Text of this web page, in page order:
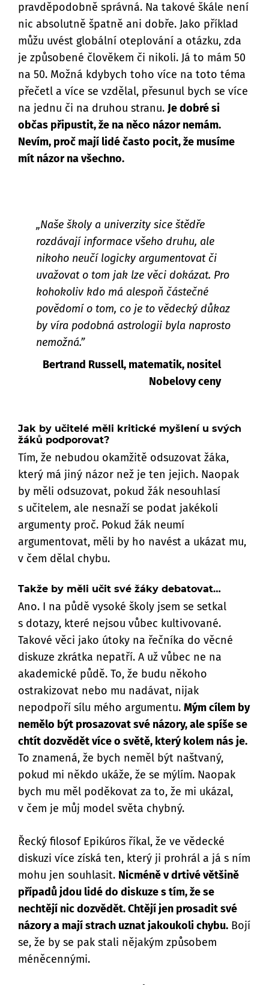
pravděpodobně správná. Na takové škále není
nic absolutně špatně ani dobře. Jako příklad
můžu uvést globální oteplování a otázku, zda
je způsobené člověkem či nikoli. Já to mám 50
na 50. Možná kdybych toho více na toto téma
přečetl a více se vzdělal, přesunul bych se více
na jednu či na druhou stranu. Je dobré si
občas připustit, že na něco názor nemám.
Nevím, proč mají lidé často pocit, že musíme
mít názor na všechno.
„Naše školy a univerzity sice štědře
rozdávají informace všeho druhu, ale
nikoho neučí logicky argumentovat či
uvažovat o tom jak lze věci dokázat. Pro
kohokoliv kdo má alespoň částečné
povědomí o tom, co je to vědecký důkaz
by víra podobná astrologii byla naprosto
nemožná.”
Bertrand Russell, matematik, nositel
Nobelovy ceny
Jak by učitelé měli kritické myšlení u svých
žáků podporovat?
Tím, že nebudou okamžitě odsuzovat žáka,
který má jiný názor než je ten jejich. Naopak
by měli odsuzovat, pokud žák nesouhlasí
s učitelem, ale nesnaží se podat jakékoli
argumenty proč. Pokud žák neumí
argumentovat, měli by ho navést a ukázat mu,
v čem dělal chybu.
Takže by měli učit své žáky debatovat…
Ano. I na půdě vysoké školy jsem se setkal
s dotazy, které nejsou vůbec kultivované.
Takové věci jako útoky na řečníka do věcné
diskuze zkrátka nepatří. A už vůbec ne na
akademické půdě. To, že budu někoho
ostrakizovat nebo mu nadávat, nijak
nepodpoří sílu mého argumentu. Mým cílem by
nemělo být prosazovat své názory, ale spíše se
chtít dozvědět více o světě, který kolem nás je.
To znamená, že bych neměl být naštvaný,
pokud mi někdo ukáže, že se mýlím. Naopak
bych mu měl poděkovat za to, že mi ukázal,
v čem je můj model světa chybný.
Řecký filosof Epikúros říkal, že ve vědecké
diskuzi více získá ten, který ji prohrál a já s ním
mohu jen souhlasit. Nicméně v drtivé většině
případů jdou lidé do diskuze s tím, že se
nechtějí nic dozvědět. Chtějí jen prosadit své
názory a mají strach uznat jakoukoli chybu. Bojí
se, že by se pak stali nějakým způsobem
méněcennými.